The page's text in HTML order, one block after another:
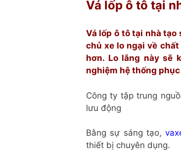
Vá lốp ô tô tại
Vá lốp ô tô tại nhà
chủ xe lo ngại về
hơn. Lo lắng này sẽ
nghiệm hệ thống
Công ty tập trung
lưu động
Bằng sự sáng tạo,
thiết bị chuyên dụng.